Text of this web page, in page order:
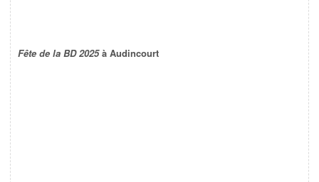
Fête de la BD 2025à Audincourt